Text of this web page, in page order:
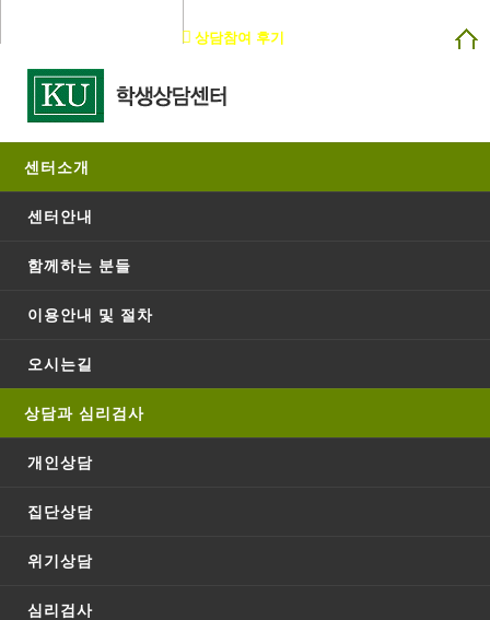
상담참여 후기
센터소개
센터안내
함께하는 분들
이용안내 및 절차
오시는길
상담과 심리검사
개인상담
집단상담
위기상담
심리검사
온라인상담
155 개
이
짜 회
검사 신